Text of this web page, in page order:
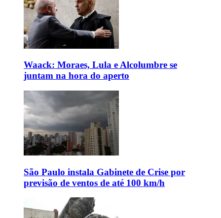
Waack: Moraes, Lula e Alcolumbre se
juntam na hora do aperto
São Paulo instala Gabinete de Crise por
previsão de ventos de até 100 km/h